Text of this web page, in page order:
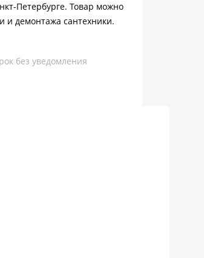
Петербурге. Товар можно
и демонтажа сантехники.
без уведомления